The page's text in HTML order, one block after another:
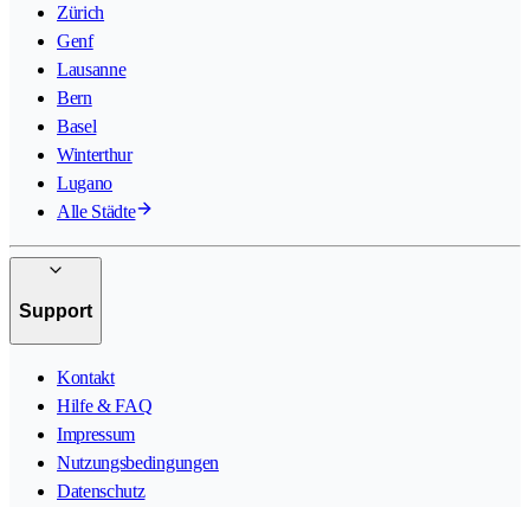
Zürich
Genf
Lausanne
Bern
Basel
Winterthur
Lugano
Alle Städte
Support
Kontakt
Hilfe & FAQ
Impressum
Nutzungsbedingungen
Datenschutz